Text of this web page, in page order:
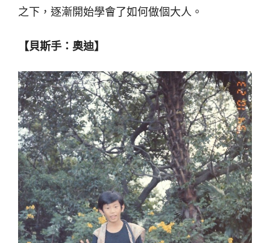
之下，逐漸開始學會了如何做個大人。
【貝斯手：奧迪】